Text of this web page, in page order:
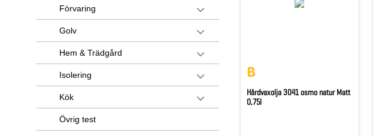
Förvaring
Golv
Hem & Trädgård
Isolering
Kök
Övrig test
Hårdvaxolja 3041 osmo natur Matt
0,75l